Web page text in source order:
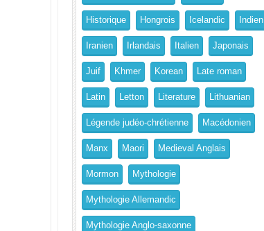
Historique Hongrois Icelandic Indien
Iranien Irlandais Italien Japonais
Juif Khmer Korean Late roman
Latin Letton Literature Lithuanian
Légende judéo-chrétienne Macédonien
Manx Maori Medieval Anglais
Mormon Mythologie
Mythologie Allemandic
Mythologie Anglo-saxonne